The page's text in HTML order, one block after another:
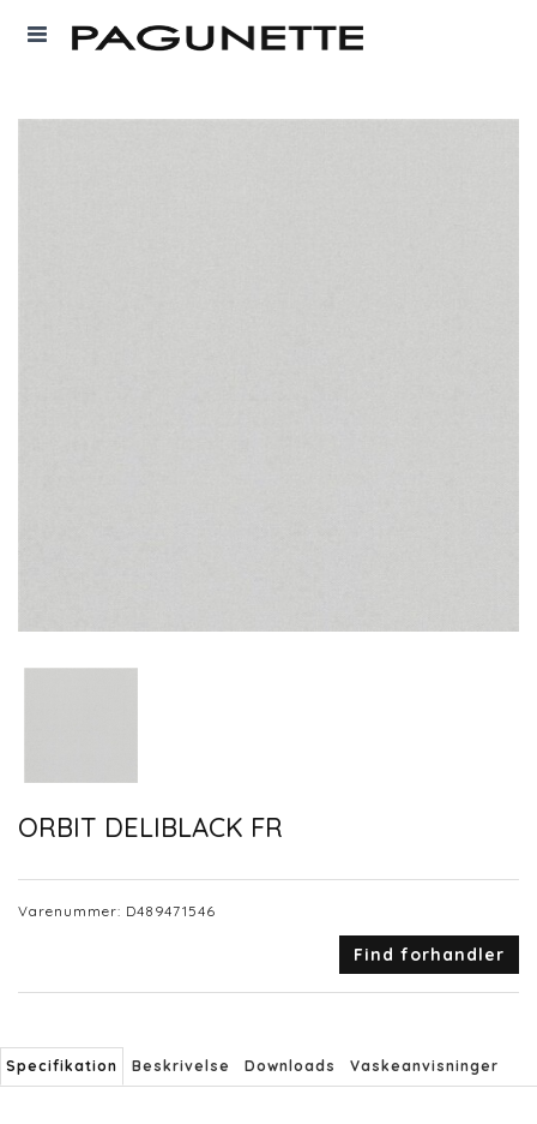
ORBIT DELIBLACK FR
Varenummer: D489471546
Find forhandler
Specifikation Beskrivelse Downloads Vaskeanvisninger